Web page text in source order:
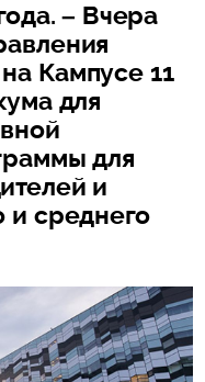
– Вчера
Кампусе 11
для
для
и
и среднего